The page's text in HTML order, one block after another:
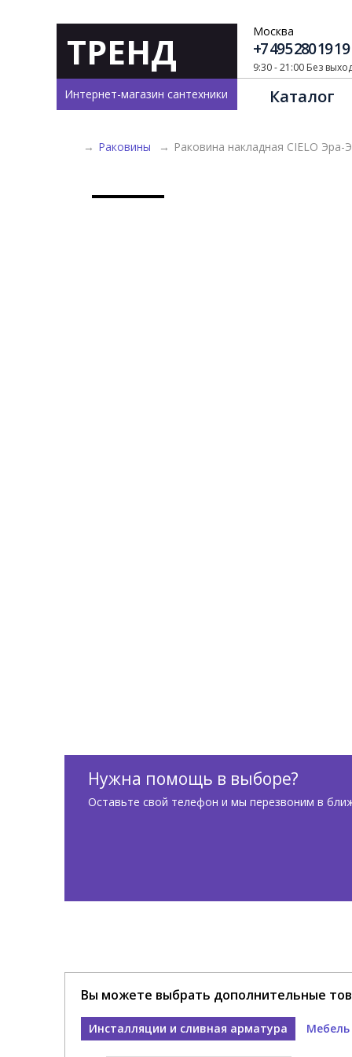
ТРЕНД
Интернет-магазин сантехники
Москва
+7 495 280 19 19
9:30 - 21:00 Без
Каталог
→ Раковины → Раковина накладная CIELO Эра-
Нужна помощь в выборе?
Оставьте свой телефон и мы перезвоним в
Вы можете выбрать дополнительные
Инсталляции и сливная арматура